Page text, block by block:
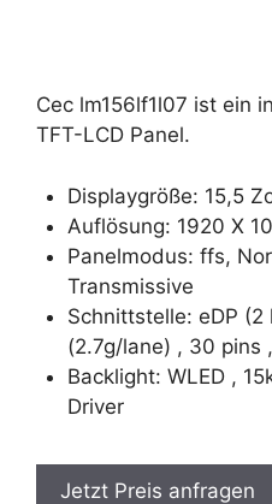
Cec lm156lf1l07 ist ein
TFT-LCD Panel.
Displaygröße: 15,5
Auflösung: 1920 X
Panelmodus: ffs,
Transmissive
Schnittstelle: eDP (2
(2.7g/lane) , 30 pins ,
Backlight: WLED ,
Driver
Jetzt Preis anfragen